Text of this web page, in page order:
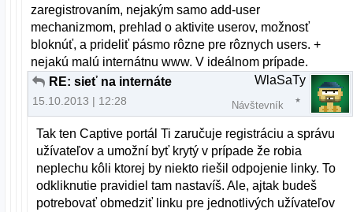
zaregistrovaním, nejakým samo add-user
mechanizmom, prehlad o aktivite userov, možnosť
bloknúť, a prideliť pásmo rôzne pre rôznych users. +
nejakú malú internátnu www. V ideálnom prípade.
RE: sieť na internáte
15.10.2013 | 12:28
WlaSaTy
Návštevník
Tak ten Captive portál Ti zaručuje registráciu a správu
užívateľov a umožní byť krytý v prípade že robia
neplechu kôli ktorej by niekto riešil odpojenie linky. To
odkliknutie pravidiel tam nastavíš. Ale, ajtak budeš
potrebovať obmedziť linku pre jednotlivých užívateľov